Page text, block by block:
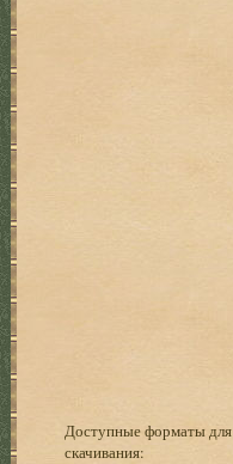
Доступные форматы для
скачивания: